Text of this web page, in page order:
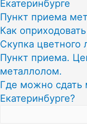
Екатеринбурге
Пункт приема
Как
Скупка цветного
Пункт приема.
металлолом.
Где можно сдать
Екатеринбурге?